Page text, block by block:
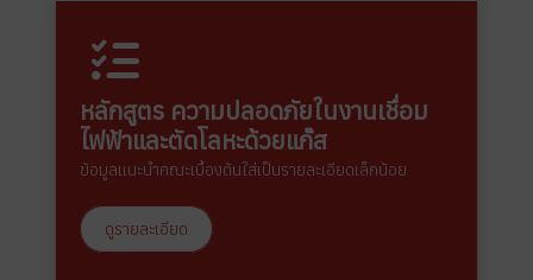
หลักสูตร ความปลอดภัยในงานเชื่อม
ไฟฟ้าและตัดโลหะด้วยแก๊ส
ข้อมูลแนะนำคณะเบื้องต้นใส่เป็นรายละเอียดเล็กน้อย
ดูรายละเอียด